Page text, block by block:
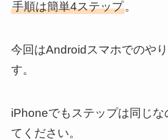
手順は簡単4ステップ。
今回はAndroidスマホでのや
す。
iPhoneでもステップは同じ
てください。